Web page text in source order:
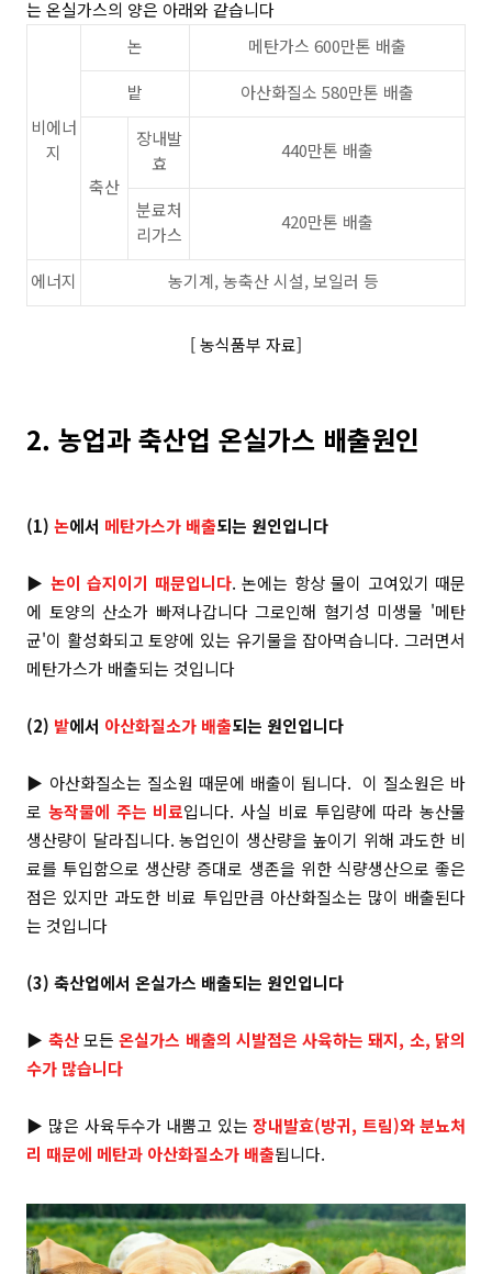
는 온실가스의 양은 아래와 같습니다
비에너
지
논
메탄가스 600만톤 배출
밭
아산화질소 580만톤 배출
축산
장내발
효
440만톤 배출
분료처
리가스
420만톤 배출
에너지 농기계, 농축산 시설, 보일러 등
[ 농식품부 자료]
2. 농업과 축산업 온실가스 배출원인
(1) 논에서 메탄가스가 배출되는 원인입니다
▶ 논이 습지이기 때문입니다. 논에는 항상 물이 고여있기 때문
에 토양의 산소가 빠져나갑니다 그로인해 혐기성 미생물 '메탄
균'이 활성화되고 토양에 있는 유기물을 잡아먹습니다. 그러면서
메탄가스가 배출되는 것입니다
(2) 밭에서 아산화질소가 배출되는 원인입니다
▶ 아산화질소는 질소원 때문에 배출이 됩니다. 이 질소원은 바
로 농작물에 주는 비료입니다. 사실 비료 투입량에 따라 농산물
생산량이 달라집니다. 농업인이 생산량을 높이기 위해 과도한 비
료를 투입함으로 생산량 증대로 생존을 위한 식량생산으로 좋은
점은 있지만 과도한 비료 투입만큼 아산화질소는 많이 배출된다
는 것입니다
(3) 축산업에서 온실가스 배출되는 원인입니다
▶ 축산모든온실가스 배출의 시발점은 사육하는 돼지, 소, 닭의
수가 많습니다
▶ 많은 사육두수가 내뿜고 있는 장내발효(방귀, 트림)와 분뇨처
리 때문에 메탄과 아산화질소가 배출됩니다.